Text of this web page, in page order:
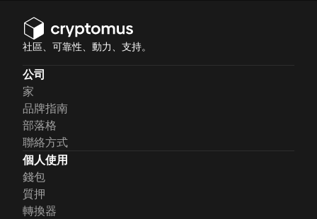
社區、可靠性、動力、支持。
公司
家
品牌指南
部落格
聯絡方式
個人使用
錢包
質押
轉換器